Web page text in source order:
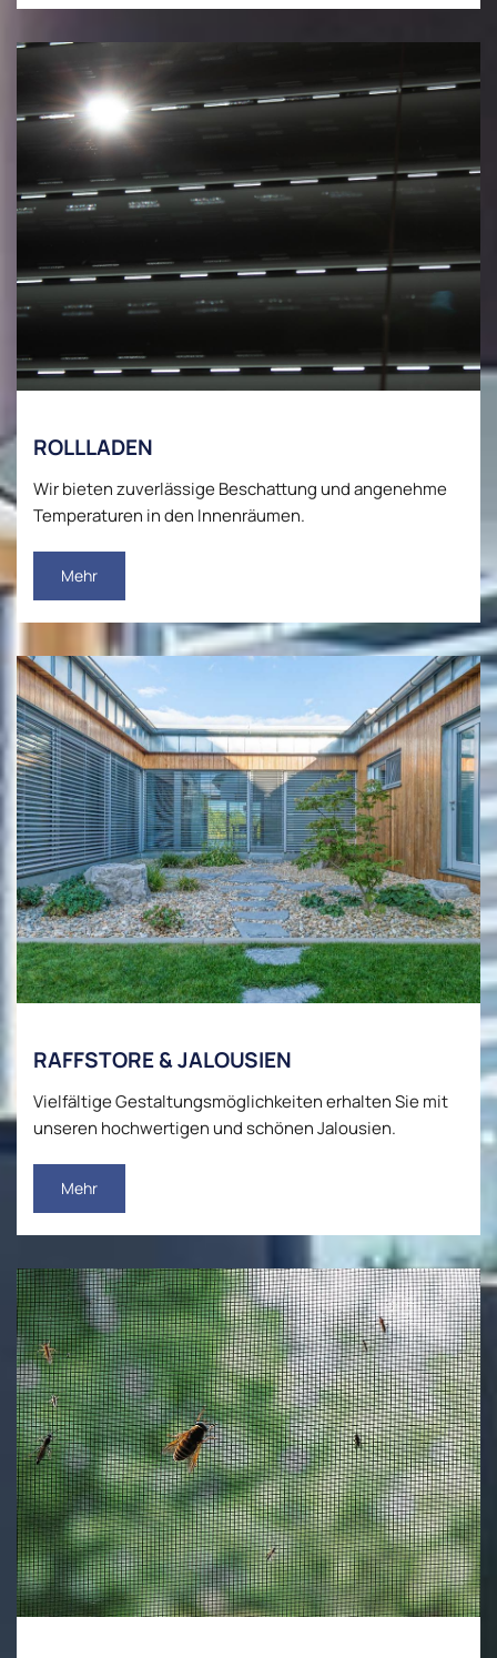
ROLLLADEN
Wir bieten zuverlässige Beschattung und angenehme
Temperaturen in den Innenräumen.
Mehr
RAFFSTORE & JALOUSIEN
Vielfältige Gestaltungsmöglichkeiten erhalten Sie mit
unseren hochwertigen und schönen Jalousien.
Mehr